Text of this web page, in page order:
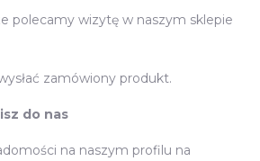
polecamy wizytę w naszym sklepie
zamówiony produkt.
do nas
na naszym profilu na